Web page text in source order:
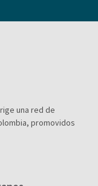
una red de
promovidos